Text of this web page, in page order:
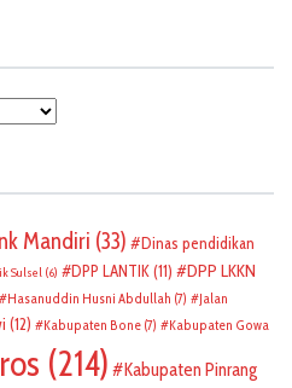
Mandiri (33)
Dinas pendidikan
Sulsel (6) DPP LANTIK(11)
DPP LKKN
Hasanuddin Husni Abdullah (7)
Jalan
(12) Kabupaten Bone (7) Kabupaten Gowa
(214)
Kabupaten Pinrang